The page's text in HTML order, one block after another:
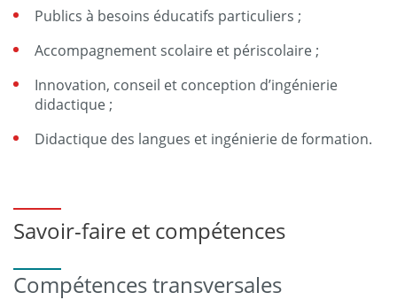
Publics à besoins éducatifs particuliers ;
Accompagnement scolaire et périscolaire ;
Innovation, conseil et conception d’ingénierie
didactique ;
Didactique des langues et ingénierie de formation.
Savoir-faire et compétences
Compétences transversales